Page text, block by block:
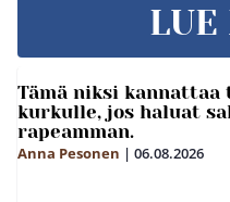
LUE
Tämä niksi kannattaa
kurkulle, jos haluat
rapeamman.
Anna Pesonen | 06.08.2026